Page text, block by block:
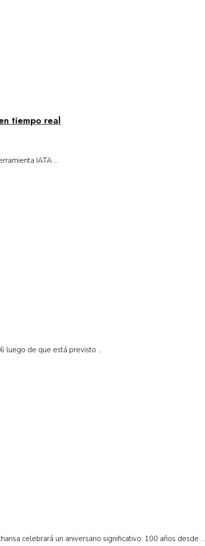
tiempo real
IATA ...
luego de que está previsto ...
celebrará un aniversario significativo: 100 años desde ...